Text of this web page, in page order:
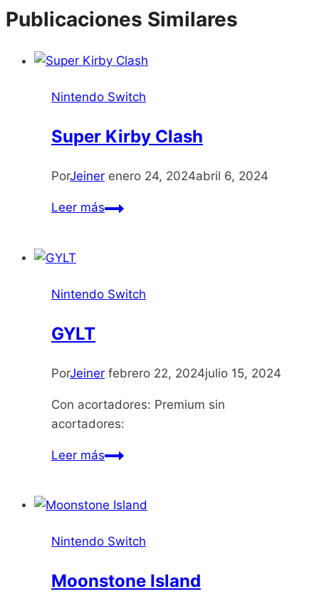
entrada:
Publicaciones Similares
Nintendo Switch
Super Kirby Clash
PorJeiner enero 24, 2024abril 6, 2024
Leer másSuper
Nintendo Switch
GYLT
PorJeiner febrero 22, 2024julio 15, 2024
Con acortadores: Premium sin
acortadores:
Leer másGYLT
Nintendo Switch
Moonstone Island